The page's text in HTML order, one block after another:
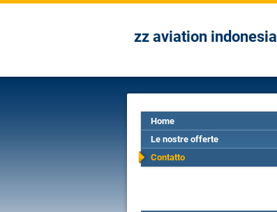
zz aviation indonesia
Home
Le nostre offerte
Contatto